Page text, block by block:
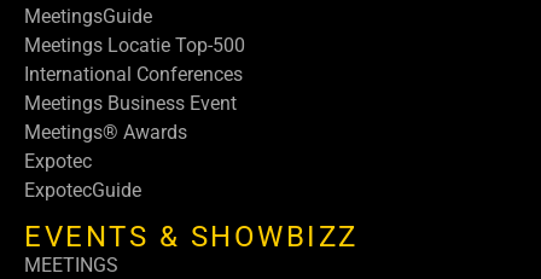
MeetingsGuide
Meetings Locatie Top-500
International Conferences
Meetings Business Event
Meetings® Awards
Expotec
ExpotecGuide
EVENTS & SHOWBIZZ
MEETINGS